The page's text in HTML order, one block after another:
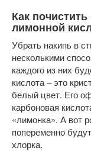
Как
лимонной
Убрать накипь в
несколькими
каждого из них
кислота – это
белый цвет. Его
карбоновая
«лимонка». А вот
попеременно
хлорка.